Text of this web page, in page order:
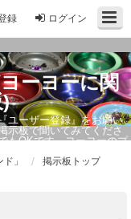
ログイン
録
ーヨーに関
ユーザー登録』をお願い
示板で聞いてみてくださ
もOKです。ヨーヨーのプ
」 掲示板トップ